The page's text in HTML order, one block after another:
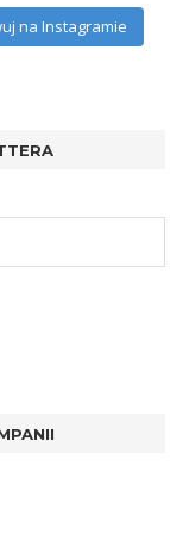
na Instagramie